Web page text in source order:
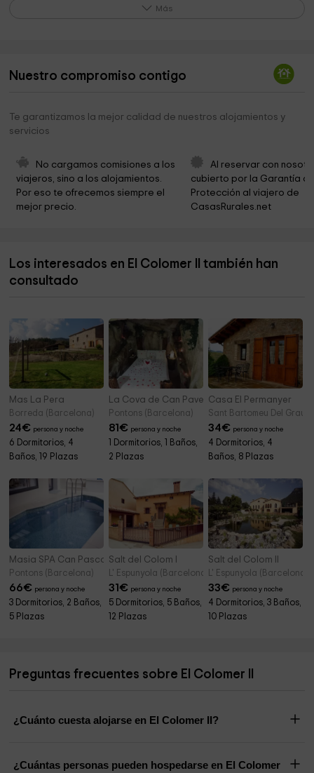
Testigos Cristianos de Jehova 3,0 km
Ayuntamiento De El Vendrell
Ayuntamiento del Vendrell
Ayuntamiento De El Vendrell
Galeria Camil·la Pérez Salvà 3,6 km
Casa Nadiua Pau Casals 3,6 km
Más
Nuestro compromiso contigo
Te garantizamos la mejor calidad de nuestros alojamientos y
servicios
No cargamos comisiones a los
viajeros, sino a los alojamientos.
Por eso te ofrecemos siempre el
mejor precio.
Al reservar con
cubierto por la Garantía
Protección al viajero de
CasasRurales.net
Los interesados en El Colomer II también han
consultado
Mas La Pera
Borreda (Barcelona)
24€ persona y noche
6 Dormitorios, 4
Baños, 19 Plazas
La Cova de Can Pavet
Pontons (Barcelona)
81€ persona y noche
1 Dormitorios, 1 Baños,
2 Plazas
Casa El Permanyer
Sant Bartomeu Del Grau
34€ persona y noche
4 Dormitorios, 4
Baños, 8 Plazas
Masia SPA Can Pascol
Pontons (Barcelona)
66€ persona y noche
3 Dormitorios, 2 Baños,
5 Plazas
Salt del Colom I
L' Espunyola (Barcelona)
31€ persona y noche
5 Dormitorios, 5 Baños,
12 Plazas
Salt del Colom II
L' Espunyola (Barcelona)
33€ persona y noche
4 Dormitorios, 3 Baños,
10 Plazas
Preguntas frecuentes sobre El Colomer II
¿Cuánto cuesta alojarse en El Colomer II?
¿Cuántas personas pueden hospedarse en El Colomer